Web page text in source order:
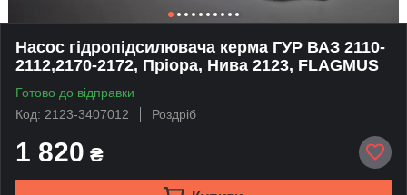
Насос гідропідсилювача керма ГУР ВАЗ 2110-
2112,2170-2172, Пріора, Нива 2123, FLAGMUS
Готово до відправки
Код: 2123-3407012
Роздріб
1 820 ₴